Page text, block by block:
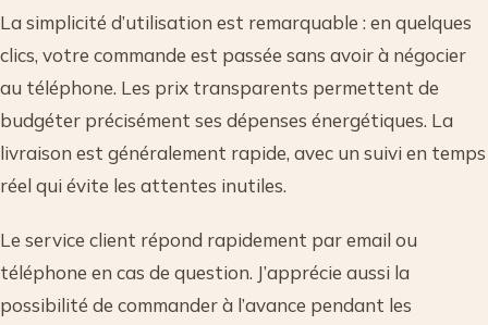
La simplicité d’utilisation est remarquable : en quelques
clics, votre commande est passée sans avoir à négocier
au téléphone. Les prix transparents permettent de
budgéter précisément ses dépenses énergétiques. La
livraison est généralement rapide, avec un suivi en temps
réel qui évite les attentes inutiles.
Le service client répond rapidement par email ou
téléphone en cas de question. J’apprécie aussi la
possibilité de commander à l’avance pendant les